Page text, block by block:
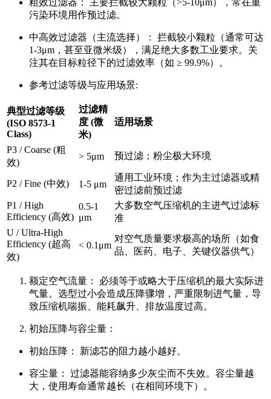
粗效过滤器： 主要拦截较大颗粒（>5-10μm），常在重
污染环境用作预过滤。
中高效过滤器（主流选择）： 拦截较小颗粒（通常可达
1-3μm，甚至亚微米级），满足绝大多数工业要求。关
注其在目标粒径下的过滤效率（如 ≥ 99.9%）。
参考过滤等级与应用场景:
典型过滤等级
(ISO 8573-1
Class)
过滤精
度 (微
米)
适用场景
P3 / Coarse (粗
效)
> 5μm 预过滤；粉尘极大环境
P2 / Fine (中效) 1-5 μm
通用工业环境；作为主过滤器或精
密过滤前预过滤
P1 / High
Efficiency (高效)
0.5-1
μm
大多数空气压缩机的主进气过滤标
准
U / Ultra-High
Efficiency (超高
效)
< 0.1μm
对空气质量要求极高的场所（如食
品、医药、电子、关键仪器供气）
额定空气流量： 必须等于或略大于压缩机的最大实际进
气量。选型过小会造成压降骤增，严重限制进气量，导
致压缩机喘振、能耗飙升、排放温度过高。
初始压降与容尘量：
初始压降： 新滤芯的阻力越小越好。
容尘量： 过滤器能容纳多少灰尘而不失效。容尘量越
大，使用寿命通常越长（在相同环境下）。